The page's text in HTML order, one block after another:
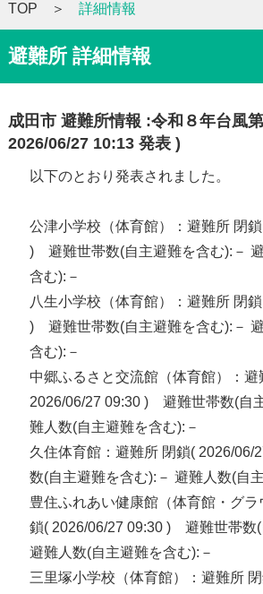
TOP 詳細情報
避難所 詳細情報
成田市 避難所情報 :令和８年台風
2026/06/27 10:13 発表 )
以下のとおり発表されました。
公津小学校（体育館）：避難所 閉
) 避難世帯数(自主避難を含む):－
含む):－
八生小学校（体育館）：避難所 閉
) 避難世帯数(自主避難を含む):－
含む):－
中郷ふるさと交流館（体育館）：避
2026/06/27 09:30 ) 避難世帯数(自
難人数(自主避難を含む):－
久住体育館：避難所 閉鎖( 2026/
数(自主避難を含む):－ 避難人数(自
豊住ふれあい健康館（体育館・グラ
鎖( 2026/06/27 09:30 ) 避難世帯数(
避難人数(自主避難を含む):－
三里塚小学校（体育館）：避難所